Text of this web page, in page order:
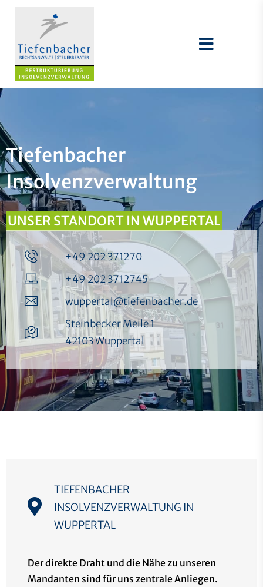
Tiefenbacher
Insolvenzverwaltung
UNSER STANDORT IN WUPPERTAL
+49 202 371270
+49 202 3712745
wuppertal@tiefenbacher.de
Steinbecker Meile 1
42103 Wuppertal
TIEFENBACHER
INSOLVENZVERWALTUNG IN
WUPPERTAL
Der direkte Draht und die Nähe zu unseren
Mandanten sind für uns zentrale Anliegen.